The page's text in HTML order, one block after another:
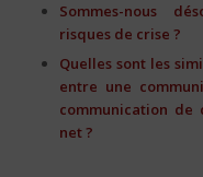
Sommes-nous
risques de crise ?
Quelles sont les
entre une
communication
net ?